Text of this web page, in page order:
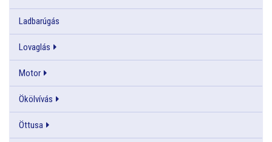
Ladbarúgás
Lovaglás
Motor
Ökölvívás
Öttusa